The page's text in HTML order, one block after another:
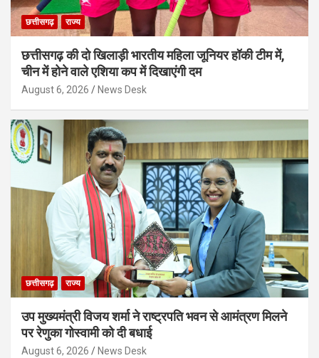
छत्तीसगढ़ राज्य
छत्तीसगढ़ की दो खिलाड़ी भारतीय महिला जूनियर हॉकी टीम में,
चीन में होने वाले एशिया कप में दिखाएंगी दम
August 6, 2026 News Desk
छत्तीसगढ़ राज्य
उप मुख्यमंत्री विजय शर्मा ने राष्ट्रपति भवन से आमंत्रण मिलने
पर रेणुका गोस्वामी को दी बधाई
August 6, 2026 News Desk